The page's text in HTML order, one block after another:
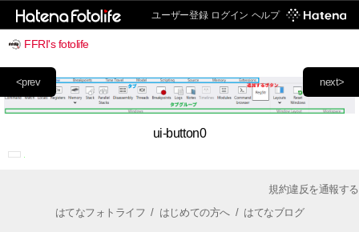
ユーザー登録 ログイン ヘルプ
FFRI's fotolife
next>
<prev
ui-button0
規約違反を通報する
はてなフォトライフ / はじめての方へ/ はてなブログ